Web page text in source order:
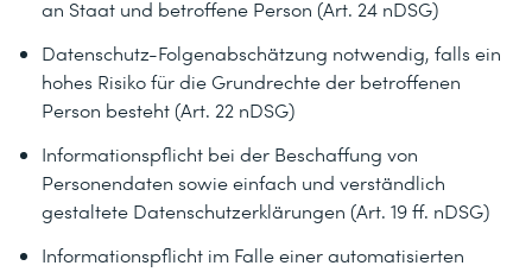
an Staat und betroffene Person (Art. 24 nDSG)
Datenschutz-Folgenabschätzung notwendig, falls ein
hohes Risiko für die Grundrechte der betroffenen
Person besteht (Art. 22 nDSG)
Informationspflicht bei der Beschaffung von
Personendaten sowie einfach und verständlich
gestaltete Datenschutzerklärungen (Art. 19 ff. nDSG)
Informationspflicht im Falle einer automatisierten